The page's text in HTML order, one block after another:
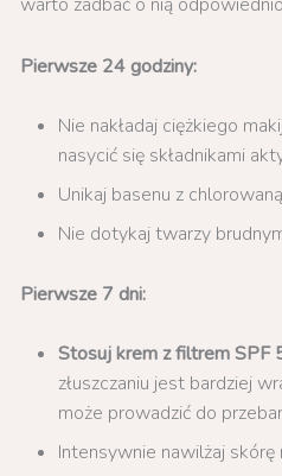
Pierwsze 24 godziny:
Nie nakładaj ciężkiego
nasycić się składnikami
Unikaj basenu z
Nie dotykaj twarzy
Pierwsze 7 dni:
Stosuj krem z filtrem SPF
złuszczaniu jest bardziej
może prowadzić do
Intensywnie nawilżaj skórę